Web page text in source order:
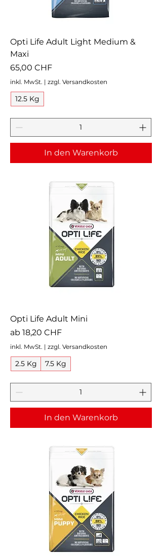
Opti Life Adult Light Medium &
Maxi
Preis
65,00 CHF
inkl. MwSt. | zzgl. Versandkosten
12.5 Kg
In den Warenkorb
Opti Life Adult Mini
ab 18,20 CHF
Sale-Preis
inkl. MwSt. | zzgl. Versandkosten
2.5 Kg 7.5 Kg
In den Warenkorb